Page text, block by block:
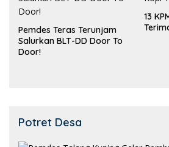
Pemdes Teras Terunjam
Salurkan BLT-DD Door To
Door!
13
Potret Desa